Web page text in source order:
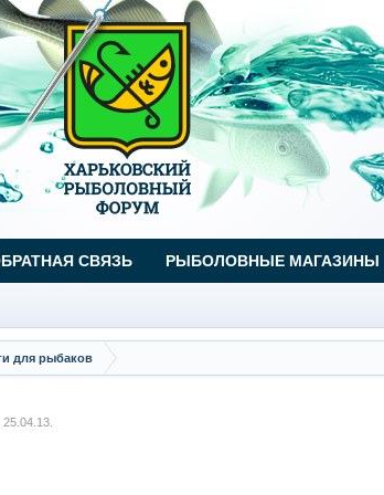
для рыбаков
25.04.13.
СВЯЗЬ РЫБОЛОВНЫЕ МАГАЗИНЫ